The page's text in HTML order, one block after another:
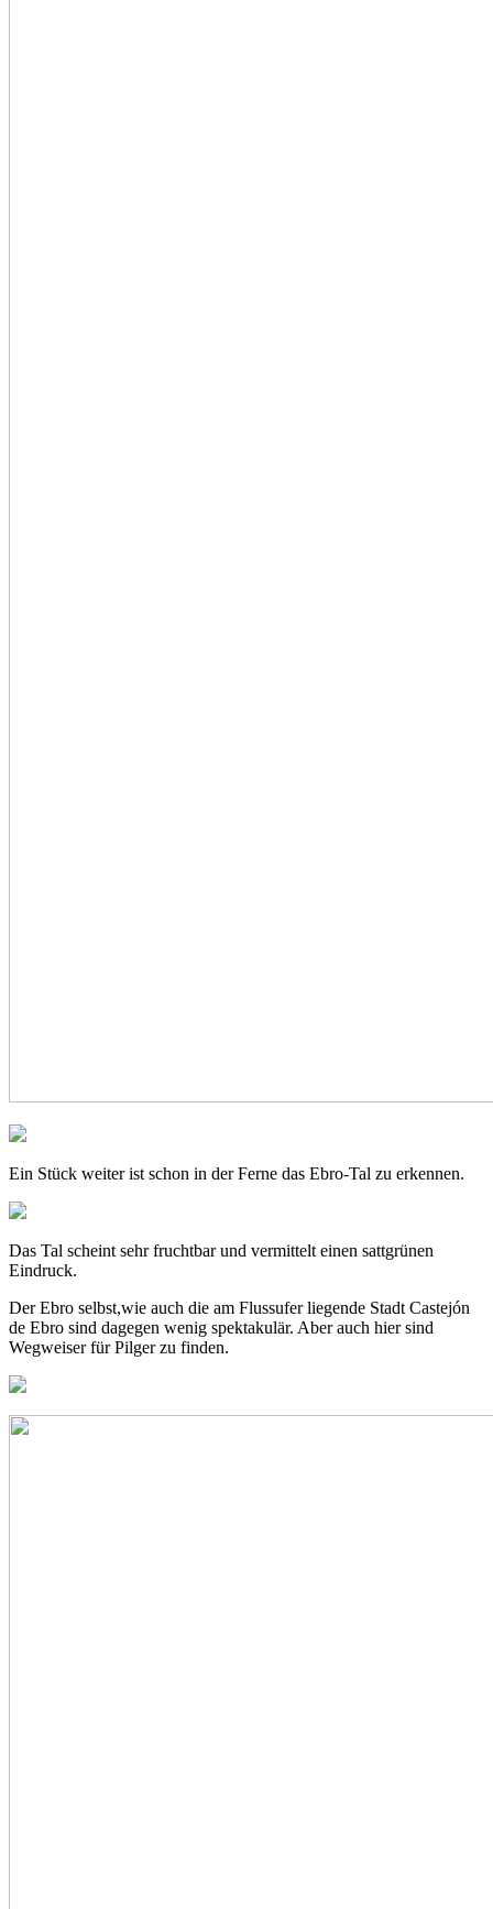
Ein Stück weiter ist schon in der Ferne das Ebro-Tal zu erkennen.
Das Tal scheint sehr fruchtbar und vermittelt einen sattgrünen
Eindruck.
Der Ebro selbst,wie auch die am Flussufer liegende Stadt Castejón
de Ebro sind dagegen wenig spektakulär. Aber auch hier sind
Wegweiser für Pilger zu finden.